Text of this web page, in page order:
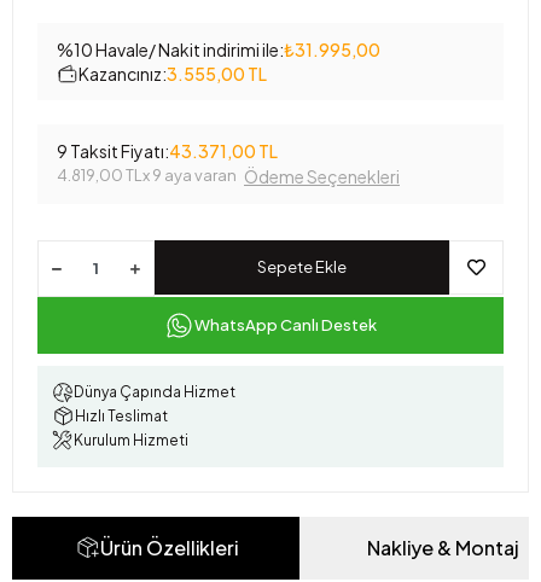
%10 Havale/ Nakit indirimi ile:₺31.995,00
Kazancınız:3.555,00 TL
9 Taksit Fiyatı:43.371,00 TL
4.819,00 TL x 9 aya varan Ödeme Seçenekleri
Sepete Ekle
WhatsApp Canlı Destek
Dünya Çapında Hizmet
Hızlı Teslimat
Kurulum Hizmeti
Ürün Özellikleri Nakliye & Montaj